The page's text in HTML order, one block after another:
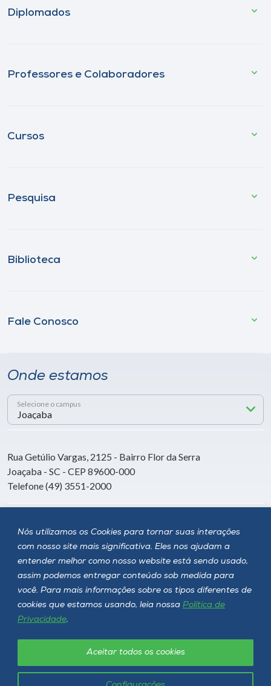
Nós utilizamos os Cookies para tornar suas interações
com nosso site mais significativa. Eles nos ajudam a
entender melhor como nosso website está sendo usado,
assim podemos entregar conteúdo sob medida para
você. Para mais informações sobre os tipos diferentes de
cookies que estamos usando, leia nossa Política de
Privacidade.
Aceitar todos os cookies
Diplomados
Professores e Colaboradores
Cursos
Pesquisa
Biblioteca
Fale Conosco
Onde estamos
Selecione o campus
Rua Getúlio Vargas, 2125 - Bairro Flor da Serra
Joaçaba - SC - CEP 89600-000
Telefone (49) 3551-2000
Siga a Unoesc
Unoesc © 2026 - Todos os direitos reservados
Política de privacidade LGPD